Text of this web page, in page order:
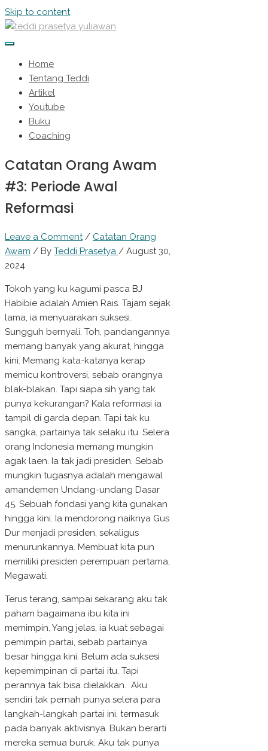
Skip to content
Home
Tentang Teddi
Artikel
Youtube
Buku
Coaching
Catatan Orang Awam
#3: Periode Awal
Reformasi
Leave a Comment / Catatan Orang
Awam / By Teddi Prasetya / August 30,
2024
Tokoh yang ku kagumi pasca BJ
Habibie adalah Amien Rais. Tajam sejak
lama, ia menyuarakan suksesi.
Sungguh bernyali. Toh, pandangannya
memang banyak yang akurat, hingga
kini. Memang kata-katanya kerap
memicu kontroversi, sebab orangnya
blak-blakan. Tapi siapa sih yang tak
punya kekurangan? Kala reformasi ia
tampil di garda depan. Tapi tak ku
sangka, partainya tak selaku itu. Selera
orang Indonesia memang mungkin
agak laen. Ia tak jadi presiden. Sebab
mungkin tugasnya adalah mengawal
amandemen Undang-undang Dasar
45. Sebuah fondasi yang kita gunakan
hingga kini. Ia mendorong naiknya Gus
Dur menjadi presiden, sekaligus
menurunkannya. Membuat kita pun
memiliki presiden perempuan pertama,
Megawati.
Terus terang, sampai sekarang aku tak
paham bagaimana ibu kita ini
memimpin. Yang jelas, ia kuat sebagai
pemimpin partai, sebab partainya
besar hingga kini. Belum ada suksesi
kepemimpinan di partai itu. Tapi
perannya tak bisa dielakkan. Aku
sendiri tak pernah punya selera para
langkah-langkah partai ini, termasuk
pada banyak aktivisnya. Bukan berarti
mereka semua buruk. Aku tak punya